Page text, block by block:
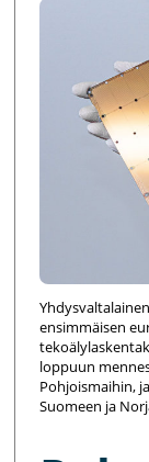
ensimmäisen
loppuun
Pohjoismaihin,
Suomeen ja